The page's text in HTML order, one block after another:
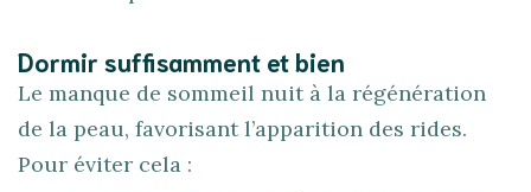
Dormir suffisamment et bien
Le manque de sommeil nuit à la régénération
de la peau, favorisant l’apparition des rides.
Pour éviter cela :